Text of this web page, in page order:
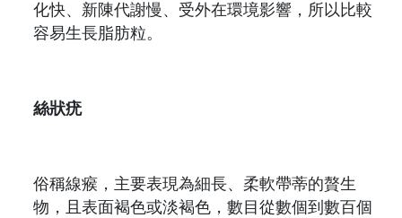
化快、新陳代謝慢、受外在環境影響，所以比較
容易生長脂肪粒。
絲狀疣
俗稱線瘊，主要表現為細長、柔軟帶蒂的贅生
物，且表面褐色或淡褐色，數目從數個到數百個